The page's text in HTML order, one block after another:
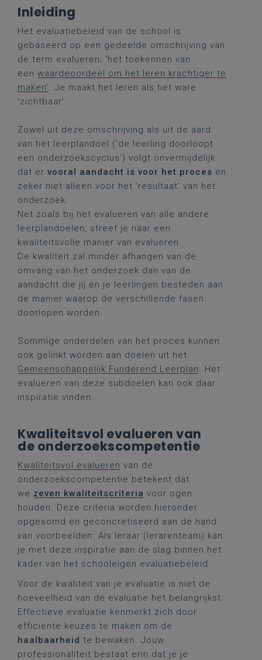
Inleiding
Het evaluatiebeleid van de school is
gebaseerd op een gedeelde omschrijving van
de term evalueren; 'het toekennen van
een waardeoordeel om het leren krachtiger te
maken’. Je maakt het leren als het ware
‘zichtbaar’.
Zowel uit deze omschrijving als uit de aard
van het leerplandoel (‘de leerling doorloopt
een onderzoekscyclus') volgt onvermijdelijk
dat er vooral aandacht is voor het proces en
zeker niet alleen voor het ‘resultaat’ van het
onderzoek.
Net zoals bij het evalueren van alle andere
leerplandoelen, streef je naar een
kwaliteitsvolle manier van evalueren.
De kwaliteit zal minder afhangen van de
omvang van het onderzoek dan van de
aandacht die jij en je leerlingen besteden aan
de manier waarop de verschillende fasen
doorlopen worden.
Sommige onderdelen van het proces kunnen
ook gelinkt worden aan doelen uit het
Gemeenschappelijk Funderend Leerplan. Het
evalueren van deze subdoelen kan ook daar
inspiratie vinden.
Kwaliteitsvol evalueren van
de onderzoekscompetentie
Kwaliteitsvol evalueren van de
onderzoekscompetentie betekent dat
we zeven kwaliteitscriteria voor ogen
houden. Deze criteria worden hieronder
opgesomd en geconcretiseerd aan de hand
van voorbeelden. Als leraar (lerarenteam) kan
je met deze inspiratie aan de slag binnen het
kader van het schooleigen evaluatiebeleid.
Voor de kwaliteit van je evaluatie is niet de
hoeveelheid van de evaluatie het belangrijkst.
Effectieve evaluatie kenmerkt zich door
efficiënte keuzes te maken om de
haalbaarheid te bewaken. Jouw
professionaliteit bestaat erin dat je je